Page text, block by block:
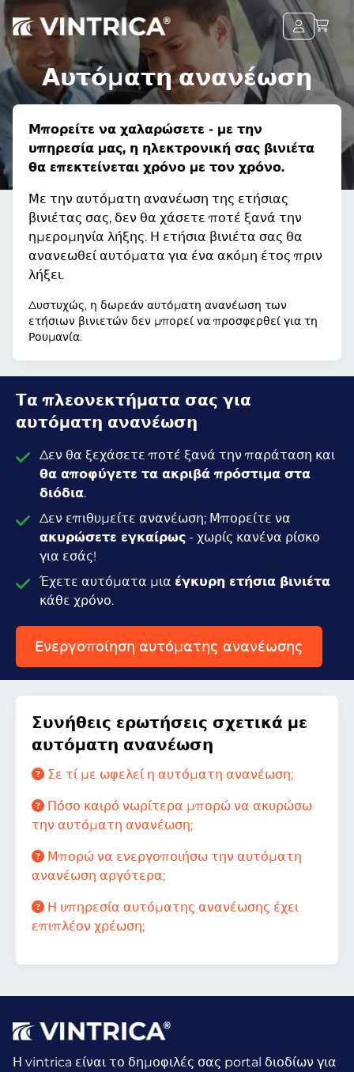
Αυτόματη ανανέωση
Μπορείτε να χαλαρώσετε - με την
υπηρεσία μας, η ηλεκτρονική σας βινιέτα
θα επεκτείνεται χρόνο με τον χρόνο.
Με την αυτόματη ανανέωση της ετήσιας
βινιέτας σας, δεν θα χάσετε ποτέ ξανά την
ημερομηνία λήξης. Η ετήσια βινιέτα σας θα
ανανεωθεί αυτόματα για ένα ακόμη έτος πριν
λήξει.
Δυστυχώς, η δωρεάν αυτόματη ανανέωση των
ετήσιων βινιετών δεν μπορεί να προσφερθεί για τη
Ρουμανία.
Τα πλεονεκτήματα σας για
αυτόματη ανανέωση
Δεν θα ξεχάσετε ποτέ ξανά την παράταση και
θα αποφύγετε τα ακριβά πρόστιμα στα
διόδια.
Δεν επιθυμείτε ανανέωση; Μπορείτε να
ακυρώσετε εγκαίρως - χωρίς κανένα ρίσκο
για εσάς!
Έχετε αυτόματα μιαέγκυρη ετήσια βινιέτα
κάθε χρόνο.
Ενεργοποίηση αυτόματης ανανέωσης
Συνήθεις ερωτήσεις σχετικά με
αυτόματη ανανέωση
Σε τί με ωφελεί η αυτόματη ανανέωση;
Πόσο καιρό νωρίτερα μπορώ να ακυρώσω
την αυτόματη ανανέωση;
Μπορώ να ενεργοποιήσω την αυτόματη
ανανέωση αργότερα;
Η υπηρεσία αυτόματης ανανέωσης έχει
επιπλέον χρέωση;
Η vintrica είναι το δημοφιλές σας portal διοδίων για